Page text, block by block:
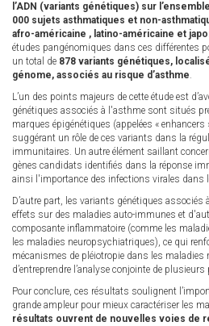
l’ADN (variants génétiques) sur
000 sujets asthmatiques et non-
afro-américaine , latino-américaine et
études pangénomiques dans ces différentes
un total de 878 variants génétiques,
génome, associés au risque d’asthme.
L’un des points majeurs de cette étude est
génétiques associés à l'asthme sont situés
marques épigénétiques (appelées «
suggérant un rôle de ces variants dans la
immunitaires. Un autre élément saillant
gènes candidats identifiés dans la réponse
ainsi l'importance des infections virales dans
D’autre part, les variants génétiques associés
effets sur des maladies auto-immunes et
composante inflammatoire (comme les
les maladies neuropsychiatriques), ce qui
mécanismes de pléiotropie dans les maladies
d’entreprendre l’analyse conjointe de
Pour conclure, ces résultats soulignent
grande ampleur pour mieux caractériser les
résultats ouvrent de nouvelles voies de